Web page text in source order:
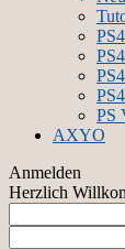
PS
AXYO
Anmelden
Herzlich